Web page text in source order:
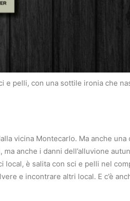
pelli, con una sottile ironia che
vicina Montecarlo. Ma anche
anche i danni dell’alluvione
local, è salita con sci e pelli nel
e incontrare altri local. E c’è